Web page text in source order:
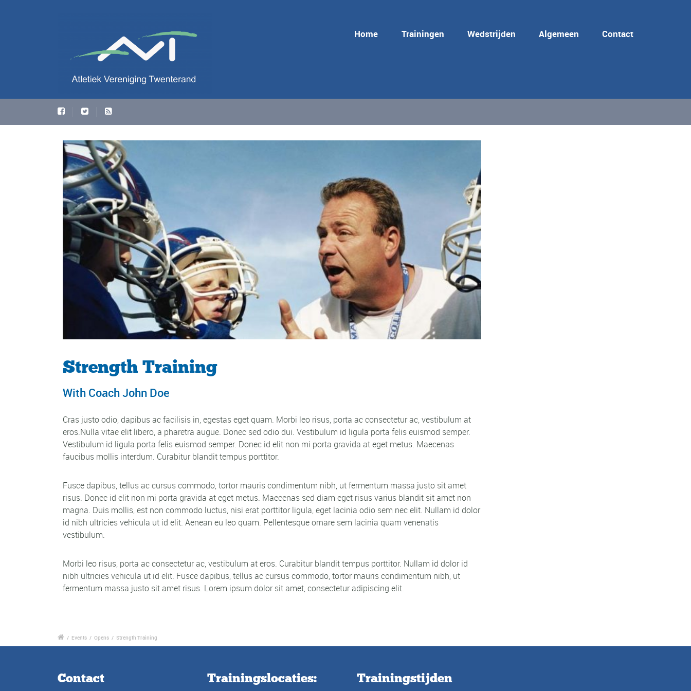
Home Trainingen Wedstrijden Algemeen Contact
Strength Training
With Coach John Doe
Cras justo odio, dapibus ac facilisis in, egestas eget quam. Morbi leo risus, porta ac consectetur ac, vestibulum at
eros.Nulla vitae elit libero, a pharetra augue. Donec sed odio dui. Vestibulum id ligula porta felis euismod semper.
Vestibulum id ligula porta felis euismod semper. Donec id elit non mi porta gravida at eget metus. Maecenas
faucibus mollis interdum. Curabitur blandit tempus porttitor.
Fusce dapibus, tellus ac cursus commodo, tortor mauris condimentum nibh, ut fermentum massa justo sit amet
risus. Donec id elit non mi porta gravida at eget metus. Maecenas sed diam eget risus varius blandit sit amet non
magna. Duis mollis, est non commodo luctus, nisi erat porttitor ligula, eget lacinia odio sem nec elit. Nullam id dolor
id nibh ultricies vehicula ut id elit. Aenean eu leo quam. Pellentesque ornare sem lacinia quam venenatis
vestibulum.
Morbi leo risus, porta ac consectetur ac, vestibulum at eros. Curabitur blandit tempus porttitor. Nullam id dolor id
nibh ultricies vehicula ut id elit. Fusce dapibus, tellus ac cursus commodo, tortor mauris condimentum nibh, ut
fermentum massa justo sit amet risus. Lorem ipsum dolor sit amet, consectetur adipiscing elit.
/ Events / Opens / Strength Training
Contact Trainingslocaties: Trainingstijden